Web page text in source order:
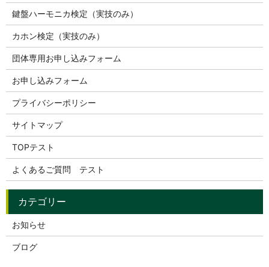
鍵盤ハーモニカ検定（実技のみ）
カホン検定（実技のみ）
団体専用お申し込みフォーム
お申し込みフォーム
プライバシーポリシー
サイトマップ
TOPテスト
よくあるご質問 テスト
お知らせ
ブログ